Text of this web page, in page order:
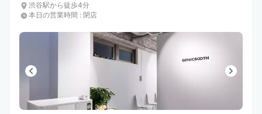
渋谷駅から徒歩4分
本日の営業時間 : 閉店